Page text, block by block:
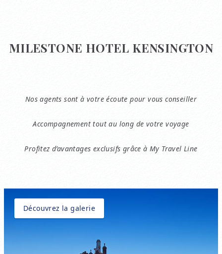
MILESTONE HOTEL KENSINGTON
Nos agents sont à votre écoute pour vous conseiller
Accompagnement tout au long de votre voyage
Profitez d’avantages exclusifs grâce à My Travel Line
Découvrez la galerie